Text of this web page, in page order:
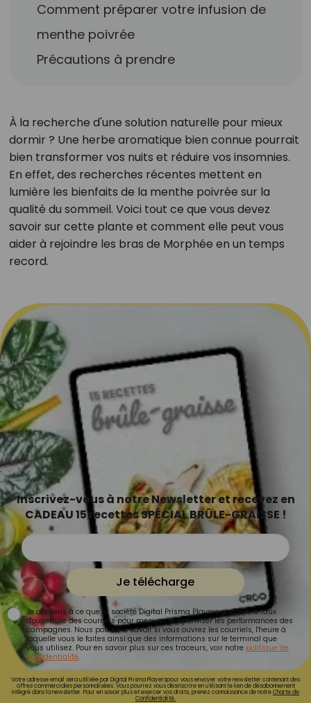
Comment préparer votre infusion de
menthe poivrée
Précautions à prendre
À la recherche d'une solution naturelle pour mieux
dormir ? Une herbe aromatique bien connue pourrait
bien transformer vos nuits et réduire vos insomnies.
En effet, des recherches récentes mettent en
lumière les bienfaits de la menthe poivrée sur la
qualité du sommeil. Voici tout ce que vous devez
savoir sur cette plante et comment elle peut vous
aider à rejoindre les bras de Morphée en un temps
record.
Inscrivez-vous à notre Newsletter et recevez en
CADEAU 15 recettes SPÉCIAL BRÛLE-GRAISSE !
Je télécharge
Je consens à ce que la société Digital Prisma Players analyse le taux
d'ouverture des courriels pour mesurer et optimiser les performances des
campagnes. Nous pourrons savoir si vous ouvrez les courriels, l'heure à
laquelle vous le faites ainsi que des informations sur le terminal que
vous utilisez. Pour en savoir plus sur ces traceurs, voir notre politique de
confidentialité.
Votre adresse email sera utilisée par Digital Prisma Playerspour vous envoyer votre newsletter contenant des
offres commerciales personnalisées. Vous pourrez vous désinscrire en utilisant le lien de désabonnement
intégré dans la newsletter. Pour en savoir plus et exercer vos droits, prenez connaissance de notreCharte de
Confidentialité.